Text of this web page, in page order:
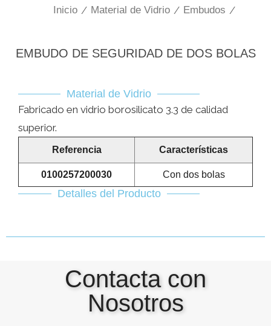
Inicio / Material de Vidrio / Embudos /
EMBUDO DE SEGURIDAD DE DOS BOLAS
Material de Vidrio
Fabricado en vidrio borosilicato 3.3 de calidad
superior.
Referencia Características
0100257200030 Con dos bolas
Detalles del Producto
Contacta con
Nosotros